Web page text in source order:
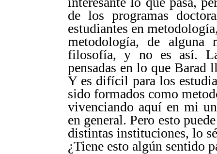
de los programas
estudiantes en
metodología, de alguna
filosofía, y no es así.
pensadas en lo que Barad
Y es difícil para los
sido formados como
vivenciando aquí en mi
en general. Pero esto
distintas instituciones, lo
¿Tiene esto algún sentido